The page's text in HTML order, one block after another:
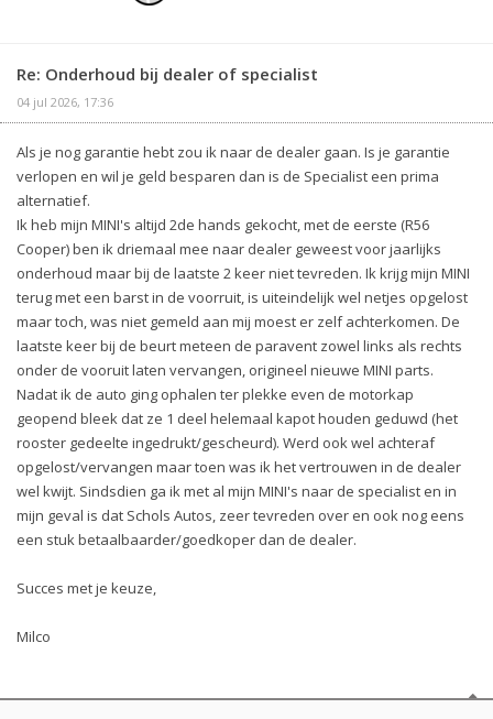
Re: Onderhoud bij dealer of specialist
04 jul 2026, 17:36
Als je nog garantie hebt zou ik naar de dealer gaan. Is je garantie
verlopen en wil je geld besparen dan is de Specialist een prima
alternatief.
Ik heb mijn MINI's altijd 2de hands gekocht, met de eerste (R56
Cooper) ben ik driemaal mee naar dealer geweest voor jaarlijks
onderhoud maar bij de laatste 2 keer niet tevreden. Ik krijg mijn MINI
terug met een barst in de voorruit, is uiteindelijk wel netjes opgelost
maar toch, was niet gemeld aan mij moest er zelf achterkomen. De
laatste keer bij de beurt meteen de paravent zowel links als rechts
onder de vooruit laten vervangen, origineel nieuwe MINI parts.
Nadat ik de auto ging ophalen ter plekke even de motorkap
geopend bleek dat ze 1 deel helemaal kapot houden geduwd (het
rooster gedeelte ingedrukt/gescheurd). Werd ook wel achteraf
opgelost/vervangen maar toen was ik het vertrouwen in de dealer
wel kwijt. Sindsdien ga ik met al mijn MINI's naar de specialist en in
mijn geval is dat Schols Autos, zeer tevreden over en ook nog eens
een stuk betaalbaarder/goedkoper dan de dealer.
Succes met je keuze,
Milco